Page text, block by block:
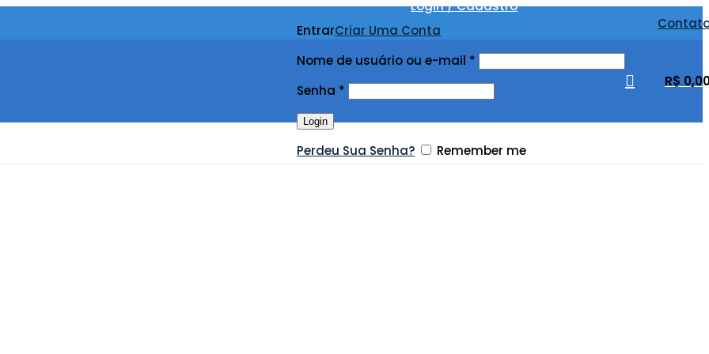
Login / Cadastro
EntrarCriar Uma Conta
Nome de usuário ou e-mail *
Senha *
Login
Perdeu Sua Senha? Remember me
R$